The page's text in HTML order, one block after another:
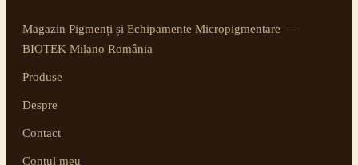
Magazin Pigmenți și Echipamente Micropigmentare —
BIOTEK Milano România
Produse
Despre
Contact
Contul meu